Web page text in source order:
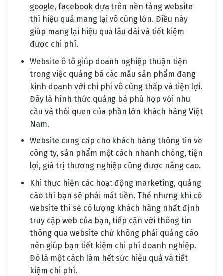
google, facebook dựa trên nền tảng website
thì hiệu quả mang lại vô cùng lớn. Điều này
giúp mang lại hiệu quả lâu dài và tiết kiệm
được chi phí.
Website ô tô giúp doanh nghiệp thuận tiện
trong việc quảng bá các mẫu sản phẩm đang
kinh doanh với chi phí vô cùng thấp và tiện lợi.
Đây là hình thức quảng bá phù hợp với nhu
cầu và thói quen của phần lớn khách hàng Việt
Nam.
Website cung cấp cho khách hàng thông tin về
công ty, sản phẩm một cách nhanh chóng, tiện
lợi, giá trị thương nghiệp cũng được nâng cao.
Khi thực hiện các hoạt động marketing, quảng
cáo thì bạn sẽ phải mất tiền. Thế nhưng khi có
website thì sẽ có lượng khách hàng nhất định
truy cập web của bạn, tiếp cận với thông tin
thông qua website chứ không phải quảng cáo
nên giúp bạn tiết kiệm chi phí doanh nghiệp.
Đó là một cách làm hết sức hiệu quả và tiết
kiệm chi phí.